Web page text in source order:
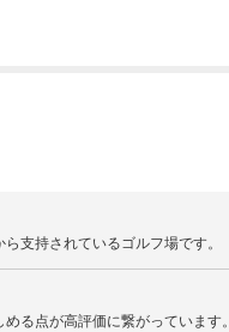
支持されているゴルフ場です。
る点が高評価に繋がっています。